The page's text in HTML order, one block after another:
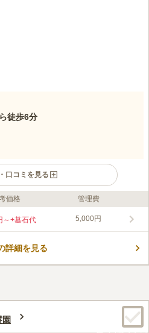
徒歩6分
口コミを見る
に指定されたモッコクの木など、美し
院内に売店が備え付けられているので
価格 管理費
～+墓石代 5,000円
詳細を見る
園